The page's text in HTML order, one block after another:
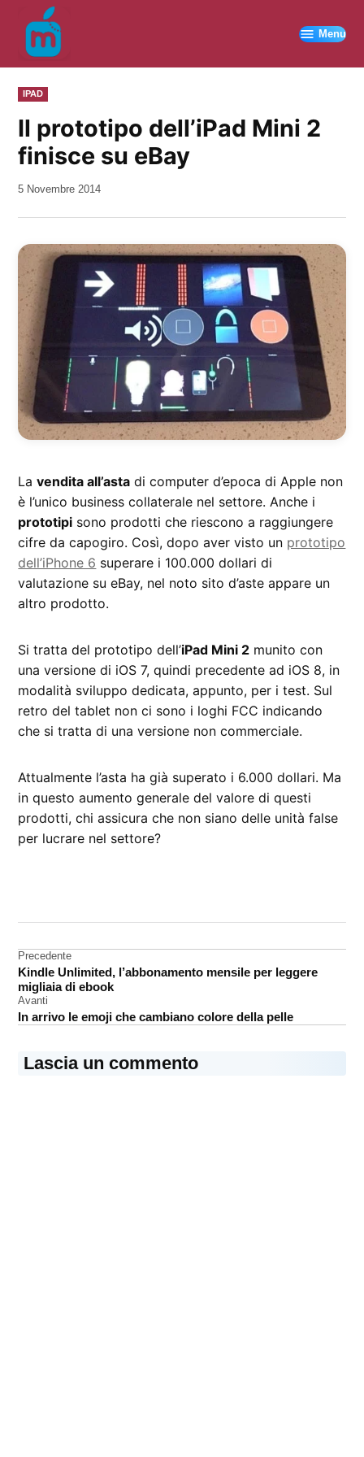
contenuto
Menu
PUBBLICATO
IN
IPAD
Il prototipo dell’iPad Mini 2
finisce su eBay
da
5 Novembre 2014
Lavendita all’asta di computer d’epoca di Apple non
è l’unico business collaterale nel settore. Anche i
prototipi sono prodotti che riescono a raggiungere
cifre da capogiro. Così, dopo aver visto un prototipo
dell’iPhone 6 superare i 100.000 dollari di
valutazione su eBay, nel noto sito d’aste appare un
altro prodotto.
Si tratta del prototipo dell’iPad Mini 2 munito con
una versione di iOS 7, quindi precedente ad iOS 8, in
modalità sviluppo dedicata, appunto, per i test. Sul
retro del tablet non ci sono i loghi FCC indicando
che si tratta di una versione non commerciale.
Attualmente l’asta ha già superato i 6.000 dollari. Ma
in questo aumento generale del valore di questi
prodotti, chi assicura che non siano delle unità false
per lucrare nel settore?
prototipo
Navigazione
articoli
Precedente
Kindle Unlimited, l’abbonamento mensile per leggere
migliaia di ebook
Avanti
In arrivo le emoji che cambiano colore della pelle
Lascia un commento